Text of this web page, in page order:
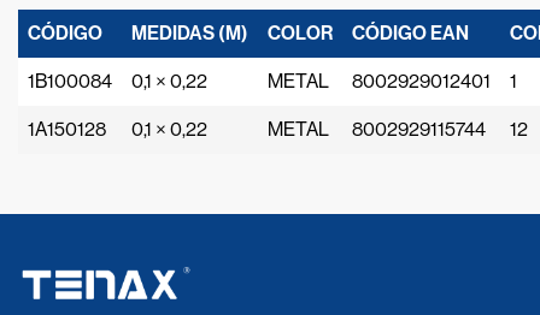
CÓDIGO MEDIDAS (M) COLOR CÓDIGO EAN
1B100084 0,1 × 0,22 METAL 8002929012401 1
1A150128 0,1 × 0,22 METAL 8002929115744 12